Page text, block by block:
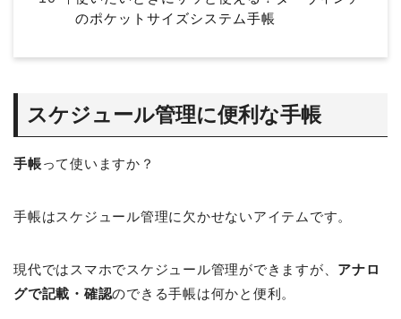
のポケットサイズシステム手帳
スケジュール管理に便利な手帳
手帳って使いますか？
手帳はスケジュール管理に欠かせないアイテムです。
現代ではスマホでスケジュール管理ができますが、 アナロ
グで記載・確認のできる手帳は何かと便利。